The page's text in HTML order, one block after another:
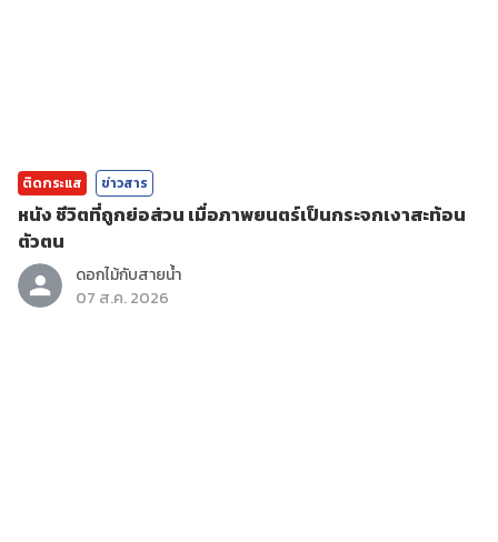
ติดกระแส ข่าวสาร
หนัง ชีวิตที่ถูกย่อส่วน เมื่อภาพยนตร์เป็นกระจกเงาสะท้อน
ตัวตน
ดอกไม้กับสายน้ำ
07 ส.ค. 2026